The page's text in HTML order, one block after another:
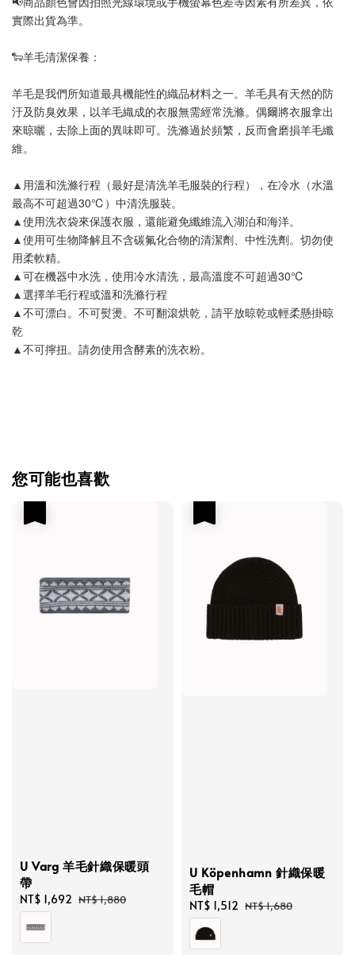
實際出貨為準。
🐑羊毛清潔保養：
羊毛是我們所知道最具機能性的織品材料之一。羊毛具有天然的防
汙及防臭效果，以羊毛織成的衣服無需經常洗滌。偶爾將衣服拿出
來晾曬，去除上面的異味即可。洗滌過於頻繁，反而會磨損羊毛纖
維。
▲用溫和洗滌行程（最好是清洗羊毛服裝的行程），在冷水（水溫
最高不可超過30℃）中清洗服裝。
▲使用洗衣袋來保護衣服，還能避免纖維流入湖泊和海洋。
▲使用可生物降解且不含碳氟化合物的清潔劑、中性洗劑。切勿使
用柔軟精。
▲可在機器中水洗，使用冷水清洗，最高溫度不可超過30℃
▲選擇羊毛行程或溫和洗滌行程
▲不可漂白。不可熨燙。不可翻滾烘乾，請平放晾乾或輕柔懸掛晾
乾
▲不可擰扭。請勿使用含酵素的洗衣粉。
您可能也喜歡
U Varg 羊毛針織保暖頭
帶
Sale
price
NT$ 1,692 Regular
NT$ 1,880
U Köpenhamn 針織保暖
毛帽
Sale
price
NT$ 1,512 Regular
NT$ 1,680